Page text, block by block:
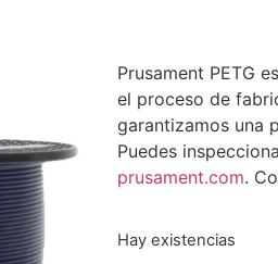
Prusament PETG
el proceso de
garantizamos una
Puedes
prusament.com.
Hay existencias